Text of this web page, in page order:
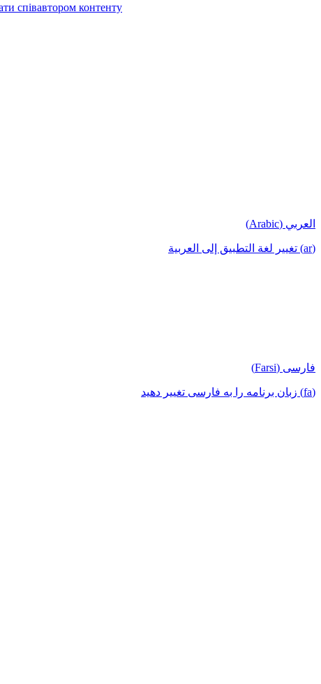
співавтором контенту
العربي (Arabic)
(ar) تغيير لغة التطبيق إلى العربية
فارسی (Farsi)
(fa) زبان برنامه را به فارسی تغییر دهید